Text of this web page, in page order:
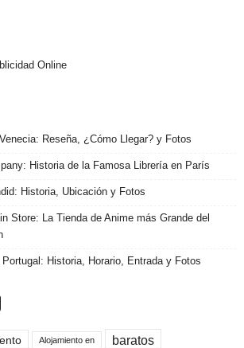
Online
Reseña, ¿Cómo Llegar? y Fotos
Historia de la Famosa Librería en París
Historia, Ubicación y Fotos
Store: La Tienda de Anime más Grande del
Historia, Horario, Entrada y Fotos
Alojamiento en baratos